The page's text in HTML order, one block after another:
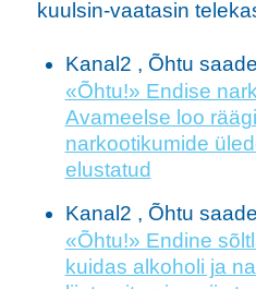
kuulsin-vaatasin
Kanal2 , Õhtu
«Õhtu!» Endise
Avameelse loo
narkootikumide
elustatud
Kanal2 , Õhtu
«Õhtu!» Endine
kuidas alkoholi ja